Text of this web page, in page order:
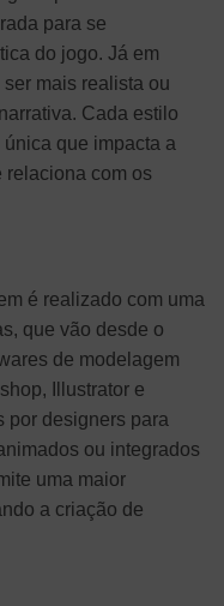
para se
do jogo. Já em
mais realista ou
Cada estilo
que impacta a
relaciona com os
é realizado com uma
que vão desde o
de modelagem
Illustrator e
por designers para
ou integrados
uma maior
a criação de